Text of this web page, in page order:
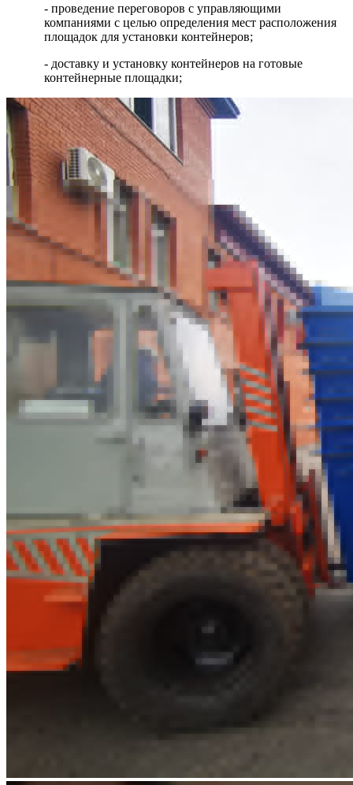
- проведение переговоров с управляющими
компаниями с целью определения мест расположения
площадок для установки контейнеров;
- доставку и установку контейнеров на готовые
контейнерные площадки;